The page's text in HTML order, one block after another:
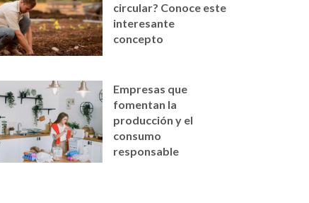
circular? Conoce este
interesante
concepto
Empresas que
fomentan la
producción y el
consumo
responsable